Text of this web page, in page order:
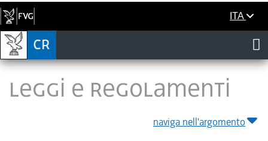
ITA
LEGGI E REGOLAMENTI
naviga nell'argomento